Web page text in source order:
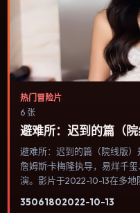
热门冒险片
6 张
避难所：迟到的篇（院
避难所：迟到的篇（院线版
詹姆斯·卡梅隆执导，易烊千
演。影片于2022-10-13在多
35061802022-10-13